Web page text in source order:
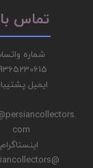
شماره
ایمیل
com
@persiancollectors
تماس